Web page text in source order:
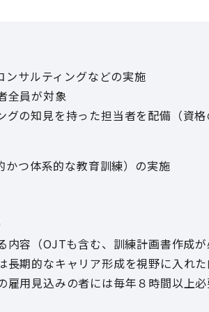
サルティングなどの実施
全員が対象
グの知見を持った担当者を配備（資
つ体系的な教育訓練）の実施
内容（OJTも含む、訓練計画書作成が
長期的なキャリア形成を視野に入れ
雇用見込みの者には毎年８時間以上必